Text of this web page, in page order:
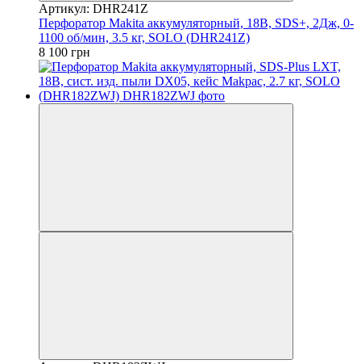
Артикул: DHR241Z
Перфоратор Makita аккумуляторный, 18В, SDS+, 2Дж, 0-
1100 об/мин, 3.5 кг, SOLO (DHR241Z)
8 100 грн